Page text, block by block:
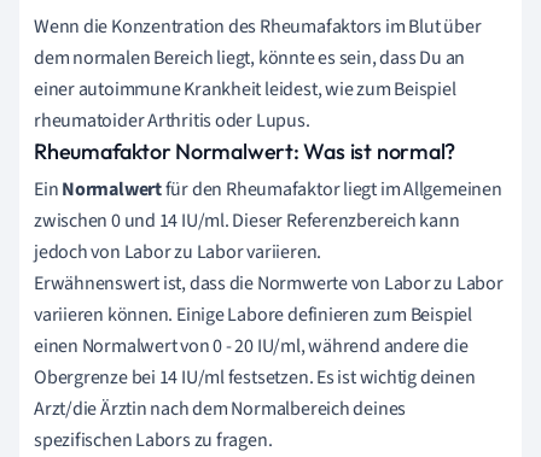
Wenn die Konzentration des Rheumafaktors im Blut über
dem normalen Bereich liegt, könnte es sein, dass Du an
einer autoimmune Krankheit leidest, wie zum Beispiel
rheumatoider Arthritis oder Lupus.
Rheumafaktor Normalwert: Was ist normal?
EinNormalwertfür den Rheumafaktor liegt im Allgemeinen
zwischen 0 und 14 IU/ml. Dieser Referenzbereich kann
jedoch von Labor zu Labor variieren.
Erwähnenswert ist, dass die Normwerte von Labor zu Labor
variieren können. Einige Labore definieren zum Beispiel
einen Normalwert von 0 - 20 IU/ml, während andere die
Obergrenze bei 14 IU/ml festsetzen. Es ist wichtig deinen
Arzt/die Ärztin nach dem Normalbereich deines
spezifischen Labors zu fragen.